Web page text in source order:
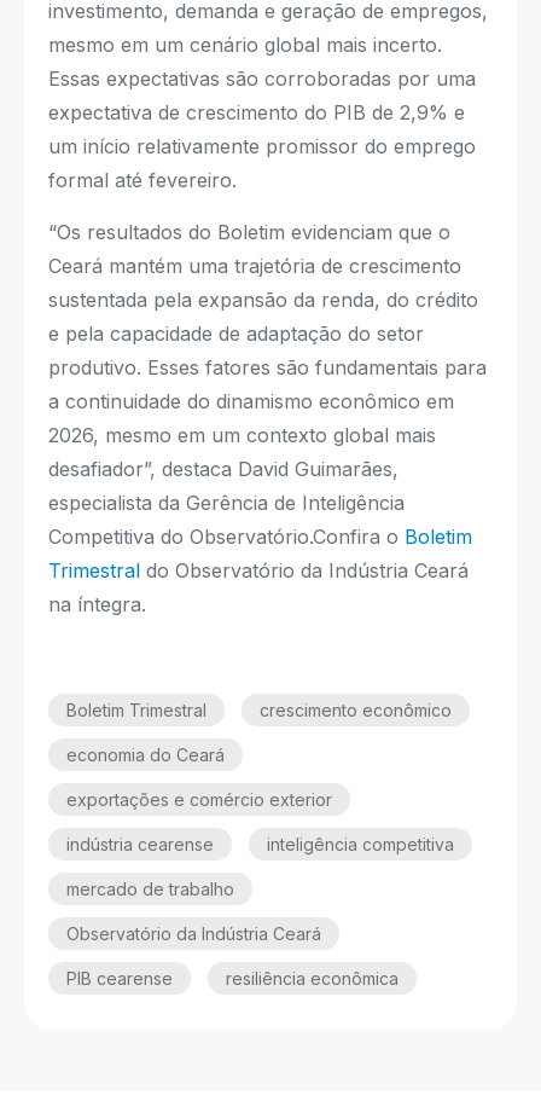
investimento, demanda e geração de empregos,
mesmo em um cenário global mais incerto.
Essas expectativas são corroboradas por uma
expectativa de crescimento do PIB de 2,9% e
um início relativamente promissor do emprego
formal até fevereiro.
“Os resultados do Boletim evidenciam que o
Ceará mantém uma trajetória de crescimento
sustentada pela expansão da renda, do crédito
e pela capacidade de adaptação do setor
produtivo. Esses fatores são fundamentais para
a continuidade do dinamismo econômico em
2026, mesmo em um contexto global mais
desafiador”, destaca David Guimarães,
especialista da Gerência de Inteligência
Competitiva do Observatório.Confira o Boletim
Trimestral do Observatório da Indústria Ceará
na íntegra.
Boletim Trimestral crescimento econômico
economia do Ceará
exportações e comércio exterior
indústria cearense inteligência competitiva
mercado de trabalho
Observatório da Indústria Ceará
PIB cearense resiliência econômica